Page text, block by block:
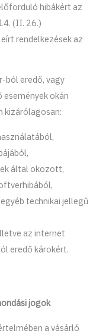
hibákért az
(II. 26.)
rendelkezések az
ból eredő, vagy
események okán
kizárólagosan:
által okozott,
technikai jellegű
az internet
eredő károkért.
jogok
a vásárló